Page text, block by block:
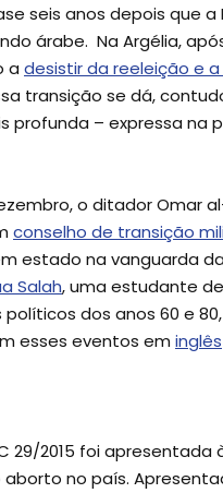
seis anos depois que
árabe. Na Argélia,
a desistir da reeleição e
transição se dá,
profunda – expressa na
o ditador Omar
conselho de transição
estado na vanguarda
Salah, uma estudante
dos anos 60 e
esses eventos em inglês
29/2015 foi
no país.